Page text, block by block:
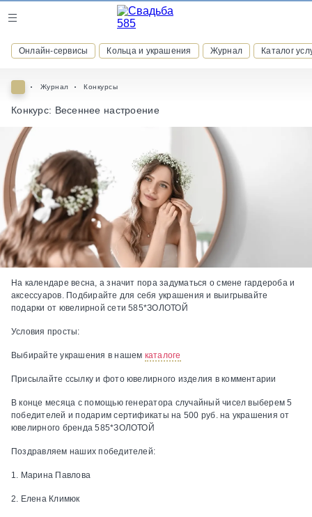
Онлайн-сервисы Кольца и украшения Журнал Каталог
ВСТУПАЙТЕ В КЛУБ ПРИВИЛЕГИЙ
присоединяйтесь к закрытому сообществу и получайте
скидки и бонусы за участие
РЕГИСТРАЦИЯ
Журнал Конкурсы
Конкурс: Весеннее настроение
На календаре весна, а значит пора задуматься о смене гардероба и
аксессуаров. Подбирайте для себя украшения и выигрывайте
подарки от ювелирной сети 585*ЗОЛОТОЙ
Условия просты:
Выбирайте украшения в нашем каталоге
Присылайте ссылку и фото ювелирного изделия в комментарии
В конце месяца с помощью генератора случайный чисел выберем 5
победителей и подарим сертификаты на 500 руб. на украшения от
ювелирного бренда 585*ЗОЛОТОЙ
Поздравляем наших победителей:
1. Марина Павлова
2. Елена Климюк